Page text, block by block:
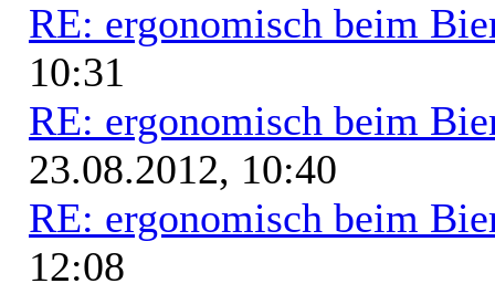
RE: ergonomisch beim
10:31
RE: ergonomisch beim
23.08.2012, 10:40
RE: ergonomisch beim
12:08